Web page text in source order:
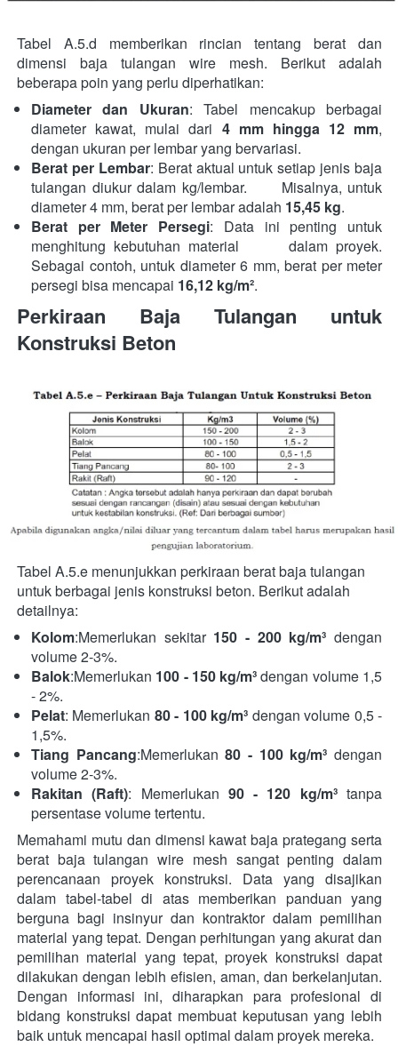
Tabel A.5.d memberikan rincian tentang berat dan
dimensi baja tulangan wire mesh. Berikut adalah
beberapa poin yang perlu diperhatikan:
Diameter dan Ukuran: Tabel mencakup berbagai
diameter kawat, mulai dari 4 mm hingga 12 mm,
dengan ukuran per lembar yang bervariasi.
Berat per Lembar: Berat aktual untuk setiap jenis baja
tulangan diukur dalam kg/lembar.      Misalnya, untuk
diameter 4 mm, berat per lembar adalah 15,45 kg.
Berat per Meter Persegi: Data ini penting untuk
menghitung kebutuhan material      dalam proyek.
Sebagai contoh, untuk diameter 6 mm, berat per meter
persegi bisa mencapai 16,12 kg/m².
Perkiraan Baja Tulangan untuk
Konstruksi Beton
Tabel A.5.e menunjukkan perkiraan berat baja tulangan
untuk berbagai jenis konstruksi beton. Berikut adalah
detailnya:
Kolom:Memerlukan sekitar 150 - 200 kg/m³ dengan
volume 2-3%.
Balok:Memerlukan 100 - 150 kg/m³ dengan volume 1,5
- 2%.
Pelat: Memerlukan 80 - 100 kg/m³ dengan volume 0,5 -
1,5%.
Tiang Pancang:Memerlukan 80 - 100 kg/m³ dengan
volume 2-3%.
Rakitan (Raft): Memerlukan 90 - 120 kg/m³ tanpa
persentase volume tertentu.
Memahami mutu dan dimensi kawat baja prategang serta
berat baja tulangan wire mesh sangat penting dalam
perencanaan proyek konstruksi. Data yang disajikan
dalam tabel-tabel di atas memberikan panduan yang
berguna bagi insinyur dan kontraktor dalam pemilihan
material yang tepat. Dengan perhitungan yang akurat dan
pemilihan material yang tepat, proyek konstruksi dapat
dilakukan dengan lebih efisien, aman, dan berkelanjutan.
Dengan informasi ini, diharapkan para profesional di
bidang konstruksi dapat membuat keputusan yang lebih
baik untuk mencapai hasil optimal dalam proyek mereka.